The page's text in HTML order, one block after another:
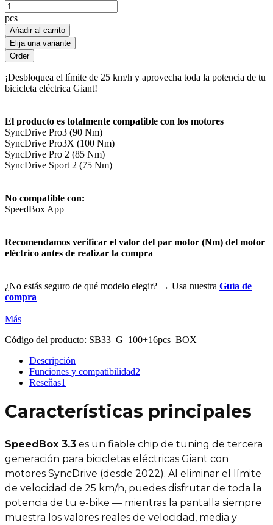
pcs
Ańadir al carrito
Elija una variante
¡Desbloquea el límite de 25 km/h y aprovecha toda la potencia de tu
bicicleta eléctrica Giant!
El producto es totalmente compatible con los motores
SyncDrive Pro3 (90 Nm)
SyncDrive Pro3X (100 Nm)
SyncDrive Pro 2 (85 Nm)
SyncDrive Sport 2 (75 Nm)
No compatible con:
SpeedBox App
Recomendamos verificar el valor del par motor (Nm) del motor
eléctrico antes de realizar la compra
¿No estás seguro de qué modelo elegir? → Usa nuestra Guía de
compra
Más
Código del producto: SB33_G_100+16pcs_BOX
Descripción
Funciones y compatibilidad2
Reseňas1
Características principales
SpeedBox 3.3 es un fiable chip de tuning de tercera
generación para bicicletas eléctricas Giant con
motores SyncDrive (desde 2022). Al eliminar el límite
de velocidad de 25 km/h, puedes disfrutar de toda la
potencia de tu e-bike — mientras la pantalla siempre
muestra los valores reales de velocidad, media y